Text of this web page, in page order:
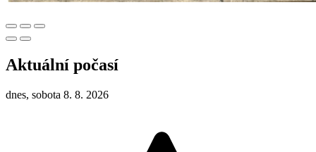
Aktuální počasí
dnes, sobota 8. 8. 2026